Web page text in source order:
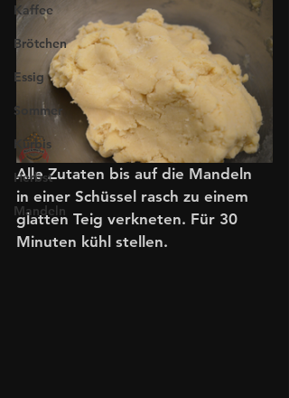
Kaffee
Brötchen
Essig
Sommer
Kürbis
Herbst
Mandeln
Alle Zutaten bis auf die Mandeln
in einer Schüssel rasch zu einem
glatten Teig verkneten. Für 30
Minuten kühl stellen.